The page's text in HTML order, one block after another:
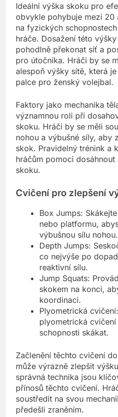
Ideální výška skoku pro
obvykle pohybuje mezi 20
na fyzických
hráče. Dosažení této
pohodlně překonat síť a
pro útočníka. Hráči by se
alespoň výšky sítě, která
palce pro ženský volejbal.
Faktory jako mechanika
významnou roli při
skoku. Hráči by se měli
nohou a výbušné síly, aby
skok. Pravidelný trénink a
hráčům pomoci
skoku.
Cvičení pro zlepšení
Box Jumps:
nebo platformu,
výbušnou sílu nohou.
Depth Jumps:
co nejvýše po
reaktivní sílu.
Jump Squats:
skokem na konci,
koordinaci.
Plyometrická
plyometrická
schopnosti skákat.
Začlenění těchto cvičení
může výrazně zlepšit
správná technika jsou
přínosů těchto cvičení.
soustředit na svou
předešli zraněním.